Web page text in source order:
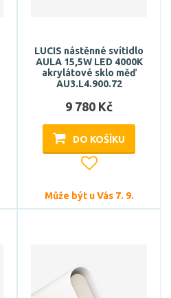
LUCIS nástěnné svítidlo
AULA 15,5W LED 4000K
akrylátové sklo měď
AU3.L4.900.72
9 780 Kč
DO KOŠÍKU
Může být u Vás 7. 9.